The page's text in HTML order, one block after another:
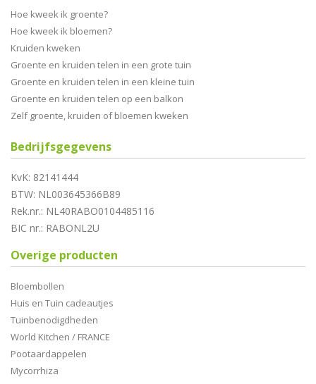
Hoe kweek ik groente?
Hoe kweek ik bloemen?
Kruiden kweken
Groente en kruiden telen in een grote tuin
Groente en kruiden telen in een kleine tuin
Groente en kruiden telen op een balkon
Zelf groente, kruiden of bloemen kweken
Bedrijfsgegevens
KvK: 82141444
BTW: NL003645366B89
Rek.nr.: NL40RABO0104485116
BIC nr.: RABONL2U
Overige producten
Bloembollen
Huis en Tuin cadeautjes
Tuinbenodigdheden
World Kitchen / FRANCE
Pootaardappelen
Mycorrhiza